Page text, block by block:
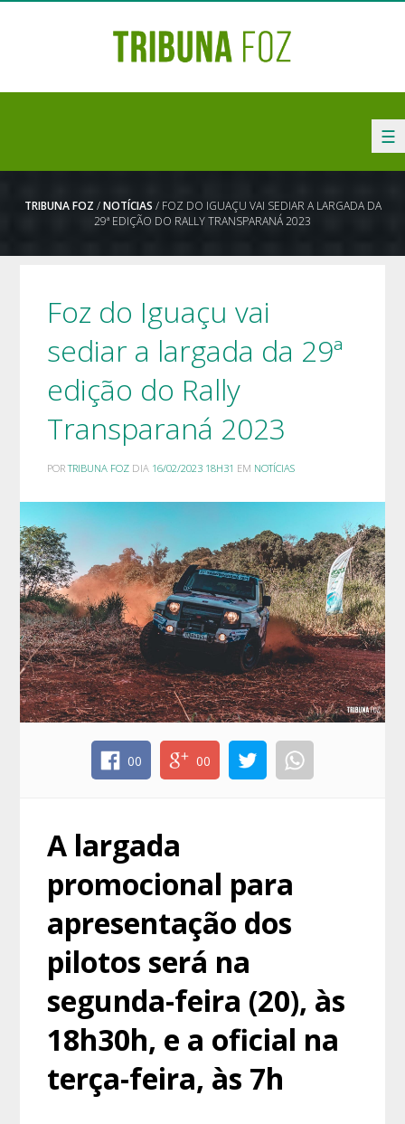
☰
TRIBUNA FOZ /NOTÍCIAS / FOZ DO IGUAÇU VAI SEDIAR A LARGADA DA
29ª EDIÇÃO DO RALLY TRANSPARANÁ 2023
Foz do Iguaçu vai
sediar a largada da 29ª
edição do Rally
Transparaná 2023
PORTRIBUNA FOZ DIA 16/02/2023 18H31 EM NOTÍCIAS
00 00
A largada
promocional para
apresentação dos
pilotos será na
segunda-feira (20), às
18h30h, e a oficial na
terça-feira, às 7h